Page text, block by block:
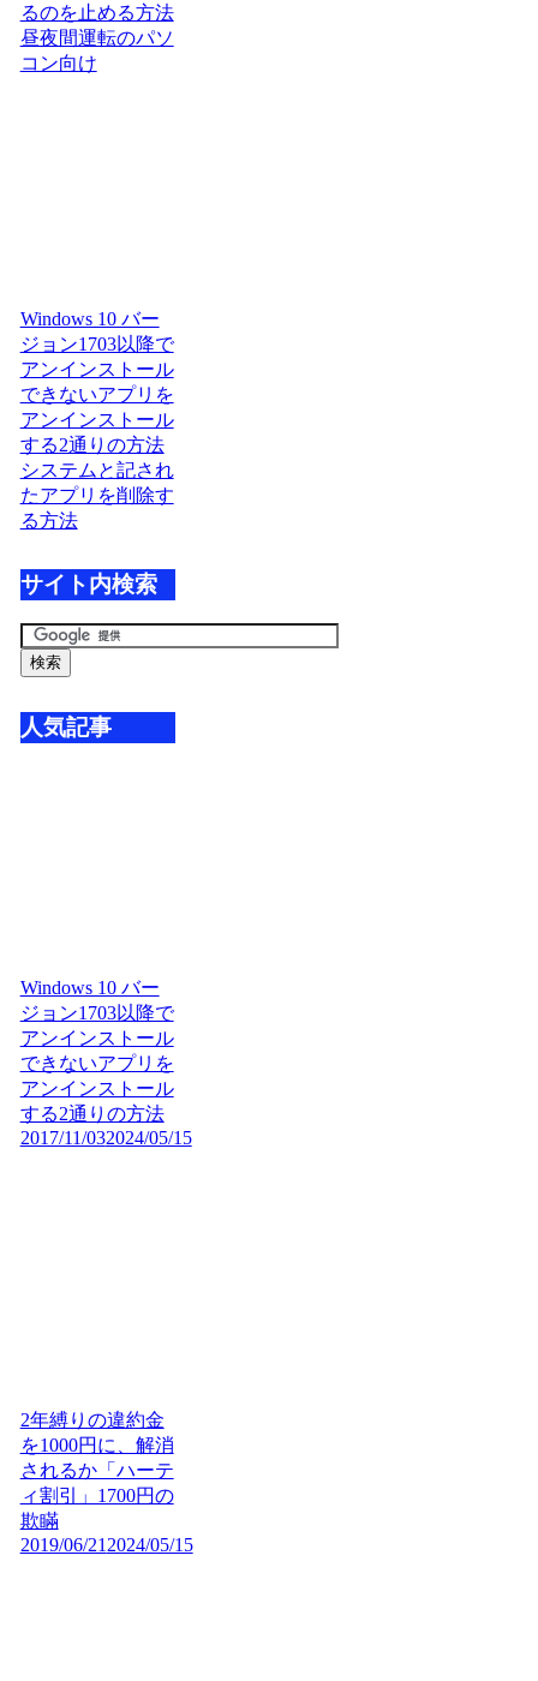
るのを止める方法
昼夜間運転のパソ
コン向け
Windows 10 バー
ジョン1703以降で
アンインストール
できないアプリを
アンインストール
する2通りの方法
システムと記され
たアプリを削除す
る方法
サイト内検索
人気記事
Windows 10 バー
ジョン1703以降で
アンインストール
できないアプリを
アンインストール
する2通りの方法
2017/11/032024/05/15
2年縛りの違約金
を1000円に、解消
されるか「ハーテ
ィ割引」1700円の
欺瞞
2019/06/21 2024/05/15